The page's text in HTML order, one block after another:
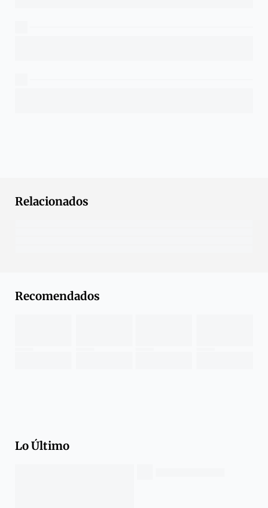
Relacionados
Recomendados
Lo Último